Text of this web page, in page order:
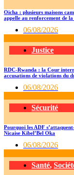
Oicha : plusieurs maisons
appelle au renforcement de la
06/08/2026
Justice
RDC-Rwanda : la Cour
accusations de violations du
06/08/2026
Sécurité
Pourquoi les ADF
Nicaise Kibel’Bel Oka
06/08/2026
Santé,